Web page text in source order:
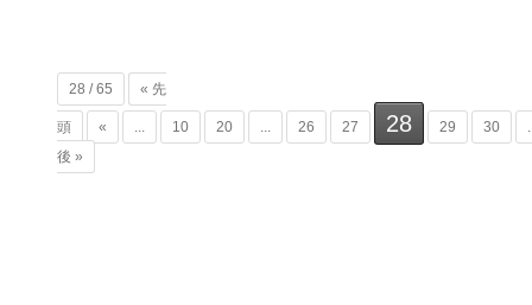
28 / 65 « 先
頭 « 10 20 26 27 28 29 30
後 »